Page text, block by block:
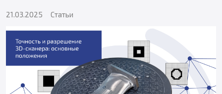
21.03.2025 Статьи